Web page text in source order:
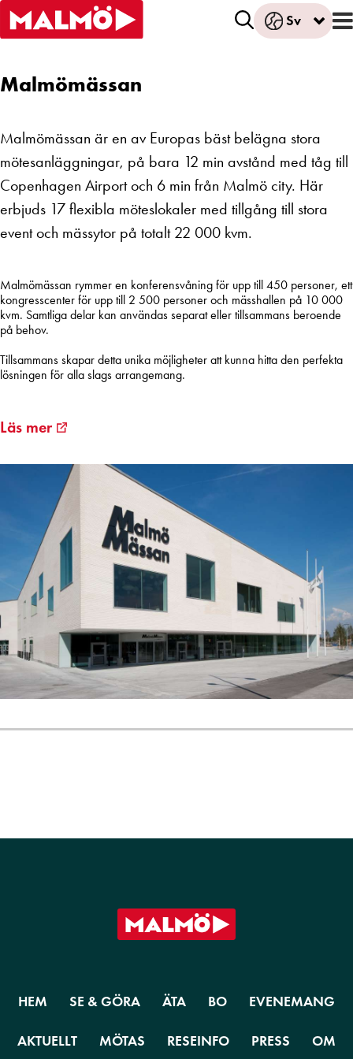
Sv
Malmömässan
Malmömässan är en av Europas bäst belägna stora
mötesanläggningar, på bara 12 min avstånd med tåg till
Copenhagen Airport och 6 min från Malmö city. Här
erbjuds 17 flexibla möteslokaler med tillgång till stora
event och mässytor på totalt 22 000 kvm.
Malmömässan rymmer en konferensvåning för upp till 450 personer, ett
kongresscenter för upp till 2 500 personer och mässhallen på 10 000
kvm. Samtliga delar kan användas separat eller tillsammans beroende
på behov.
Tillsammans skapar detta unika möjligheter att kunna hitta den perfekta
lösningen för alla slags arrangemang.
Läs mer
HEM SE & GÖRA ÄTA BO EVENEMANG
AKTUELLT MÖTAS RESEINFO PRESS OM